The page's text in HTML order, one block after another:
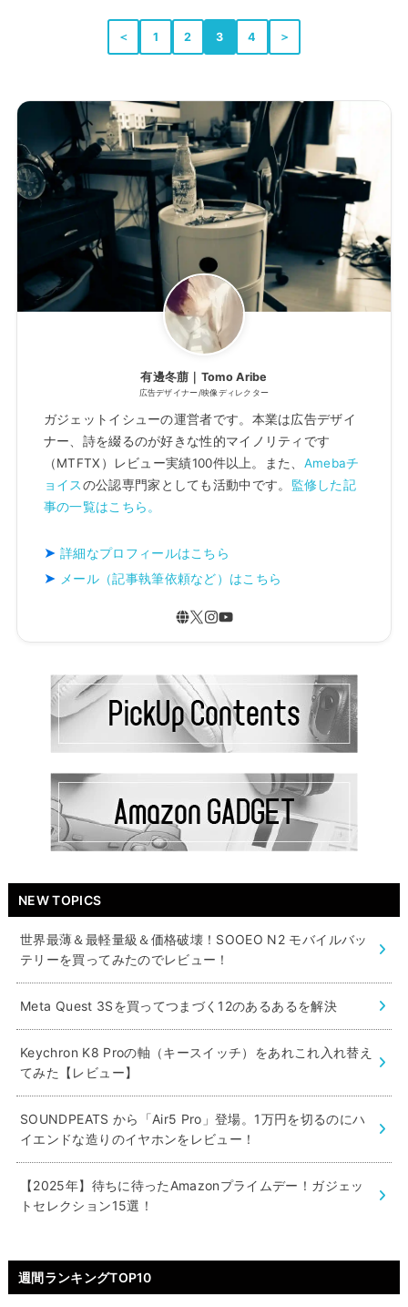
＜ 1 2 3 4 ＞
有邊冬萠｜Tomo Aribe
広告デザイナー/映像ディレクター
ガジェットイシューの運営者です。本業は広告デザイ
ナー、詩を綴るのが好きな性的マイノリティです
（MTFTX）レビュー実績100件以上。また、 Amebaチ
ョイスの公認専門家としても活動中です。 監修した記
事の一覧はこちら。
詳細なプロフィールはこちら
メール（記事執筆依頼など）はこちら
NEW TOPICS
世界最薄＆最軽量級＆価格破壊！SOOEO N2 モバイルバッ
テリーを買ってみたのでレビュー！
Meta Quest 3Sを買ってつまづく12のあるあるを解決
Keychron K8 Proの軸（キースイッチ）をあれこれ入れ替え
てみた【レビュー】
SOUNDPEATS から「Air5 Pro」登場。1万円を切るのにハ
イエンドな造りのイヤホンをレビュー！
【2025年】待ちに待ったAmazonプライムデー！ガジェッ
トセレクション15選！
週間ランキングTOP10